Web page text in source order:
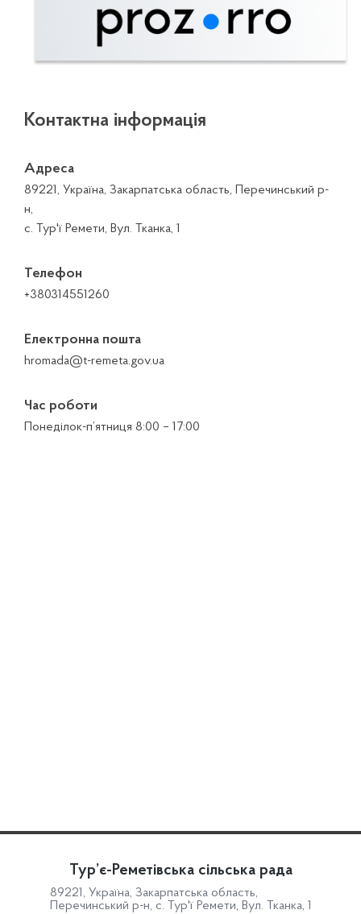
Контактна інформація
Адреса
89221, Україна, Закарпатська область, Перечинський р-
н,
с. Тур'ї Ремети, Вул. Тканка, 1
Телефон
+380314551260
Електронна пошта
hromada@t-remeta.gov.ua
Час роботи
Понеділок-п’ятниця 8:00 – 17:00
Тур’є-Реметівська сільська рада
89221, Україна, Закарпатська область,
Перечинський р-н, с. Тур'ї Ремети, Вул. Тканка, 1